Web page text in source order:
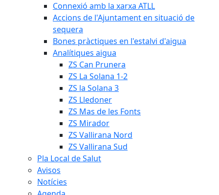
Connexió amb la xarxa ATLL
Accions de l'Ajuntament en situació de
sequera
Bones pràctiques en l'estalvi d'aigua
Analítiques aigua
ZS Can Prunera
ZS La Solana 1-2
ZS la Solana 3
ZS Lledoner
ZS Mas de les Fonts
ZS Mirador
ZS Vallirana Nord
ZS Vallirana Sud
Pla Local de Salut
Avisos
Notícies